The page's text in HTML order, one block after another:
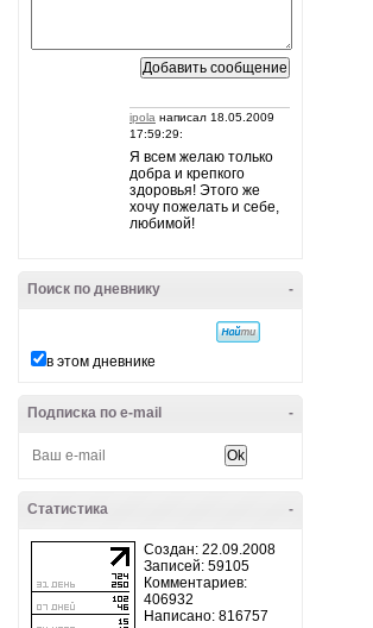
ipola написал 18.05.2009
17:59:29:
Я всем желаю только
добра и крепкого
здоровья! Этого же
хочу пожелать и себе,
любимой!
-
Поиск по дневнику
в этом дневнике
-
Подписка по e-mail
-
Статистика
Создан: 22.09.2008
Записей: 59105
Комментариев:
406932
Написано: 816757